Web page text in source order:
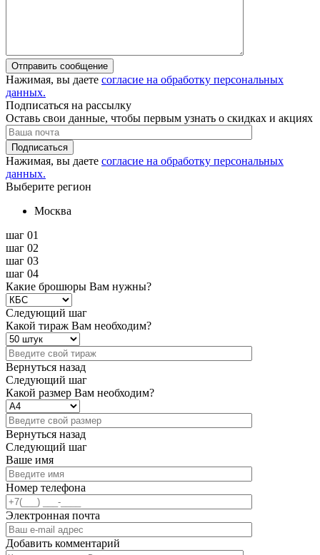
Отправить сообщение
Нажимая, вы даете согласие на обработку персональных
данных.
Подписаться на рассылку
Оставь свои данные, чтобы первым узнать о скидках и акциях
Подписаться
Нажимая, вы даете согласие на обработку персональных
данных.
Выберите регион
Москва
шаг 01
шаг 02
шаг 03
шаг 04
Какие брошюры Вам нужны?
Следующий шаг
Какой тираж Вам необходим?
Вернуться назад
Следующий шаг
Какой размер Вам необходим?
Вернуться назад
Следующий шаг
Ваше имя
Номер телефона
Электронная почта
Добавить комментарий